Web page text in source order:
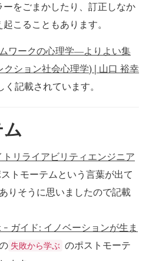
をごまかしたり、訂正しなか
こることもあります。
ワークの心理学―よりよい集
ション社会心理学) | 山口 裕幸
く記載されています。
トリライアビリティエンジニア
トモーテムという言葉が出て
りそうに思いましたので記載
ガイド: イノベーションが生ま
失敗から学ぶ のポストモーテ